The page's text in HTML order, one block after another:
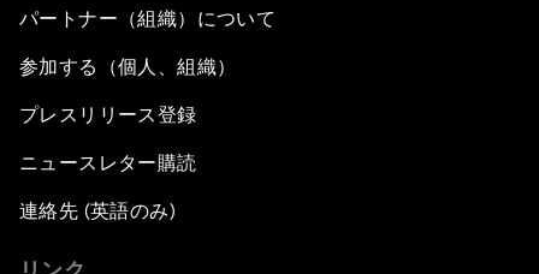
パートナー（組織）について
参加する（個人、組織）
プレスリリース登録
ニュースレター購読
連絡先 (英語のみ)